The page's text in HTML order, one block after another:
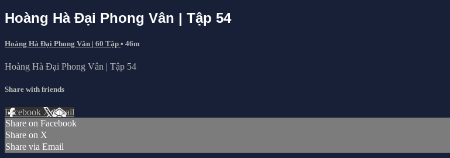
Hoàng Hà Đại Phong Vân | Tập 54
Hoàng Hà Đại Phong Vân | 60 Tập • 46m
Hoàng Hà Đại Phong Vân | Tập 54
Share with friends
Facebook XEmail
Share on Facebook
Share on X
Share via Email